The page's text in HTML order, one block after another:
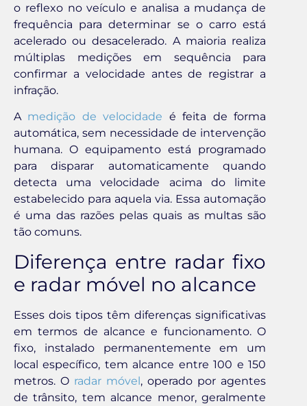
o reflexo no veículo e analisa a mudança de
frequência para determinar se o carro está
acelerado ou desacelerado. A maioria realiza
múltiplas medições em sequência para
confirmar a velocidade antes de registrar a
infração.
A medição de velocidade é feita de forma
automática, sem necessidade de intervenção
humana. O equipamento está programado
para disparar automaticamente quando
detecta uma velocidade acima do limite
estabelecido para aquela via. Essa automação
é uma das razões pelas quais as multas são
tão comuns.
Diferença entre radar fixo
e radar móvel no alcance
Esses dois tipos têm diferenças significativas
em termos de alcance e funcionamento. O
fixo, instalado permanentemente em um
local específico, tem alcance entre 100 e 150
metros. O radar móvel, operado por agentes
de trânsito, tem alcance menor, geralmente